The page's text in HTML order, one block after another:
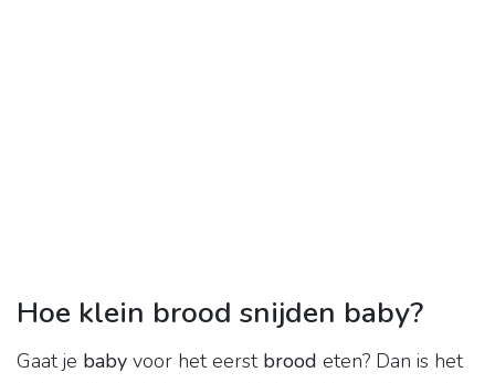
Hoe klein brood snijden baby?
Gaat je baby voor het eerst brood eten? Dan is het